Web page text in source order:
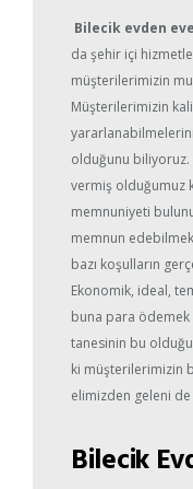
Bilecik evden
da şehir içi
müşterilerimizin
Müşterilerimizin
olduğunu biliyoruz.
vermiş olduğumuz
memnuniyeti
memnun
bazı koşulların
Ekonomik, ideal,
buna para ödemek
tanesinin bu
ki müşterilerimizin
elimizden geleni
Bilecik